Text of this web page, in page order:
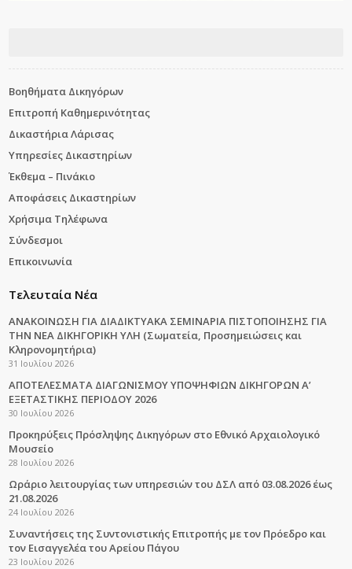
Βοηθήματα Δικηγόρων
Επιτροπή Καθημερινότητας
Δικαστήρια Λάρισας
Υπηρεσίες Δικαστηρίων
Έκθεμα – Πινάκιο
Αποφάσεις Δικαστηρίων
Χρήσιμα Τηλέφωνα
Σύνδεσμοι
Επικοινωνία
Τελευταία Νέα
ΑΝΑΚΟΙΝΩΣΗ ΓΙΑ ΔΙΑΔΙΚΤΥΑΚΑ ΣΕΜΙΝΑΡΙΑ ΠΙΣΤΟΠΟΙΗΣΗΣ ΓΙΑ
ΤΗΝ ΝΕΑ ΔΙΚΗΓΟΡΙΚΗ ΥΛΗ (Σωματεία, Προσημειώσεις και
Κληρονομητήρια)
31 Ιουλίου 2026
ΑΠΟΤΕΛΕΣΜΑΤΑ ΔΙΑΓΩΝΙΣΜΟΥ ΥΠΟΨΗΦΙΩΝ ΔΙΚΗΓΟΡΩΝ Α’
ΕΞΕΤΑΣΤΙΚΗΣ ΠΕΡΙΟΔΟΥ 2026
30 Ιουλίου 2026
Προκηρύξεις Πρόσληψης Δικηγόρων στο Εθνικό Αρχαιολογικό
Μουσείο
28 Ιουλίου 2026
Ωράριο λειτουργίας των υπηρεσιών του ΔΣΛ από 03.08.2026 έως
21.08.2026
24 Ιουλίου 2026
Συναντήσεις της Συντονιστικής Επιτροπής με τον Πρόεδρο και
τον Εισαγγελέα του Αρείου Πάγου
23 Ιουλίου 2026